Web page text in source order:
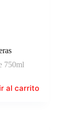
750ml
al carrito